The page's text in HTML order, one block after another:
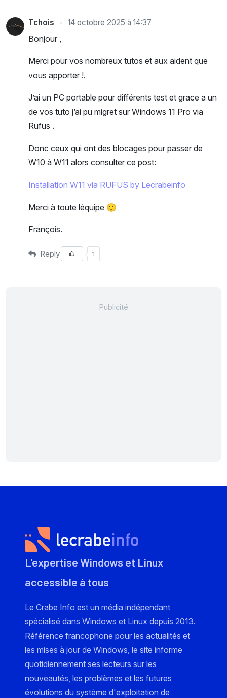
Tchois 14 octobre 2025 à 14:37
Bonjour ,
Merci pour vos nombreux tutos et aux aident que
vous apporter !.
J’ai un PC portable pour différents test et grace a un
de vos tuto j’ai pu migret sur Windows 11 Pro via
Rufus .
Donc ceux qui ont des blocages pour passer de
W10 à W11 alors consulter ce post:
Installation W11 via RUFUS by Lecrabeinfo
Merci à toute léquipe 🙂
François.
Reply 1
L'expertise Windows et Linux
accessible à tous
Le Crabe Info est un média indépendant
spécialisé dans Windows et Linux depuis 2013.
Référence francophone pour les actualités et
les mises à jour de Windows, le site informe
quotidiennement ses lecteurs sur les
nouveautés, les problèmes et les futures
évolutions du système d'exploitation de